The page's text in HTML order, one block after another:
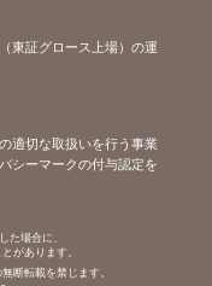
東証グロース上場）の運
適切な取扱いを行う事業
シーマークの付与認定を
た場合に、
があります。
断転載を禁じます。